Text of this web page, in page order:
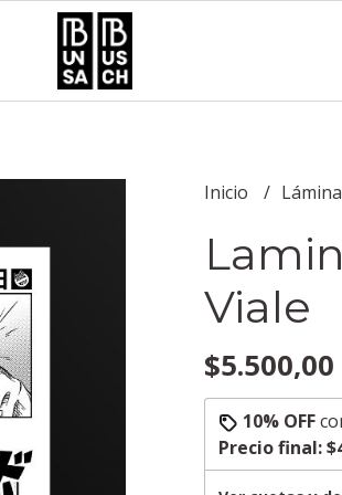
Inicio
Viale
$5.500,00
10% OFF
Precio final: